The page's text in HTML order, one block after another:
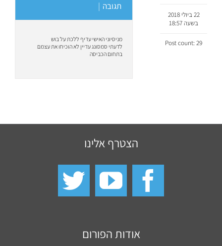
22 ביולי 2018
בשעה 18:57
Post count: 29
תגובה |
מניסיוני האישי עדיף ללכת על בוש
לדעתי סמסונג עדיין לא הוכיחו את עצמם
בתחום הכביסה
הצטרף אלינו
אודות הפורום